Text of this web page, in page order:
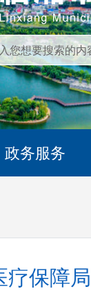
政务服务
保障